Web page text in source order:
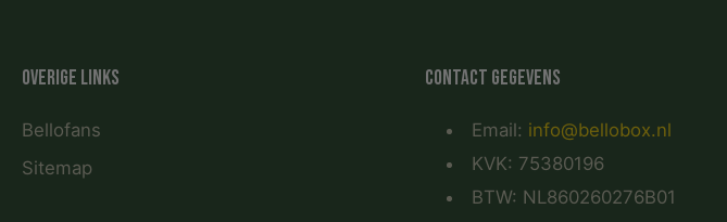
Overige links
Bellofans
Sitemap
Contact gegevens
Email: info@bellobox.nl
KVK: 75380196
BTW: NL860260276B01